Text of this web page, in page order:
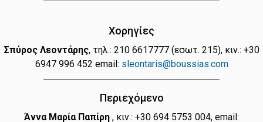
Χορηγίες
Σπύρος Λεοντάρης, τηλ.: 210 6617777 (εσωτ. 215), κιν.: +30
6947 996 452 email: sleontaris@boussias.com
Περιεχόμενο
Άννα Μαρία Παπίρη , κιν.: +30 694 5753 004, email: